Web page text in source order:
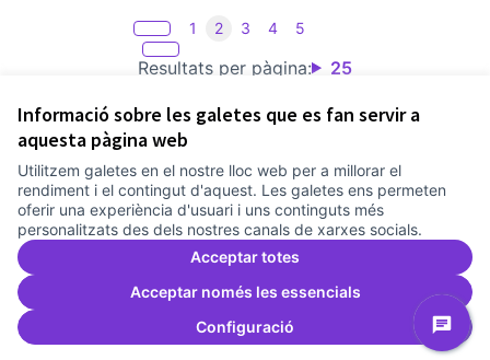
Informació sobre les galetes que es fan servir a
aquesta pàgina web
Utilitzem galetes en el nostre lloc web per a millorar el
rendiment i el contingut d'aquest. Les galetes ens permeten
oferir una experiència d'usuari i uns continguts més
personalitzats des dels nostres canals de xarxes socials.
Acceptar totes
Acceptar només les essencials
Configuració
Resultats per pàgina: 25
1 2 3 4 5
Termes i condicions d'ús
Configuració de les galetes
Comunitat Canòdrom a Facebook
(Link externo)
Comunitat Canòdrom a Instagram
(Link externo)
Comunitat Canòdrom a YouTube
(Link externo)
Català
Triar la llengua Elegir el idiomaChoose language
(Link externo)
Web creada amb